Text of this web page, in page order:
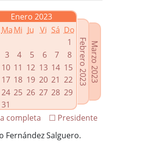
Enero 2023
MaMi Ju Vi Sá Do
1
3 4 5 6 7
8
10 11 12 13 14 15
17 18 19 20 21 22
24 25 26 27 28 29
31
Marzo 2023
Febrero 2023
☐ Presidente
completa
Fernández Salguero.